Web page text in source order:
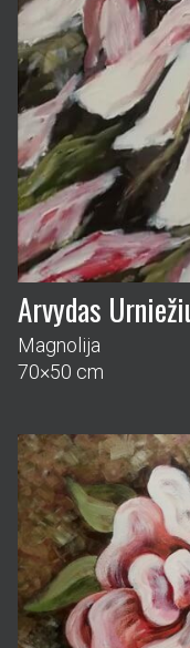
Arvydas
Magnolija
70×50 cm